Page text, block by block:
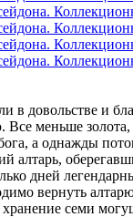
в довольстве и
Все меньше
а однажды
алтарь,
дней
вернуть
семи